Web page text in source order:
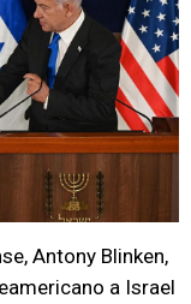
Antony Blinken,
a Israel